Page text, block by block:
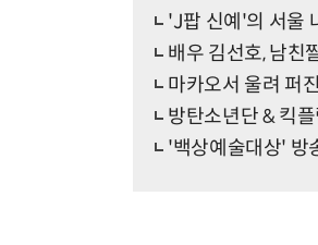
'J팝 신예'의 서울
배우 김선호, 남친
마카오서 울려 퍼
방탄소년단 & 킥
'백상예술대상' 방